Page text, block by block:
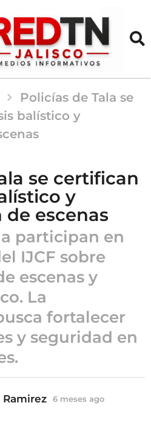
Policías de Tala se
balístico y
se certifican
y
de escenas
participan en
IJCF sobre
escenas y
La
fortalecer
y seguridad en
Ramirez 6 meses ago